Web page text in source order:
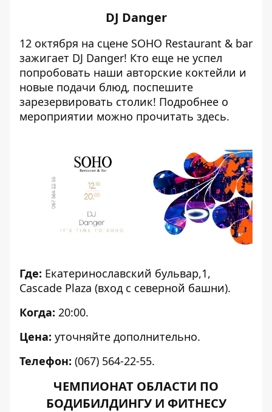
DJ Danger
12 октября на сцене SOHO Restaurant & bar
зажигает DJ Danger! Кто еще не успел
попробовать наши авторские коктейли и
новые подачи блюд, поспешите
зарезервировать столик! Подробнее о
мероприятии можно прочитать здесь.
Где: Екатеринославский бульвар,1,
Cascade Plaza (вход с северной башни).
Когда: 20:00.
Цена: уточняйте дополнительно.
Телефон: (067) 564-22-55.
ЧЕМПИОНАТ ОБЛАСТИ ПО
БОДИБИЛДИНГУ И ФИТНЕСУ